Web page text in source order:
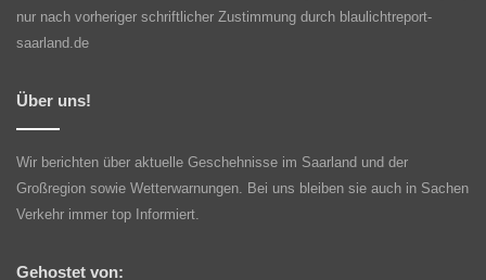
nur nach vorheriger schriftlicher Zustimmung durch blaulichtreport-
saarland.de
Über uns!
Wir berichten über aktuelle Geschehnisse im Saarland und der
Großregion sowie Wetterwarnungen. Bei uns bleiben sie auch in Sachen
Verkehr immer top Informiert.
Gehostet von: